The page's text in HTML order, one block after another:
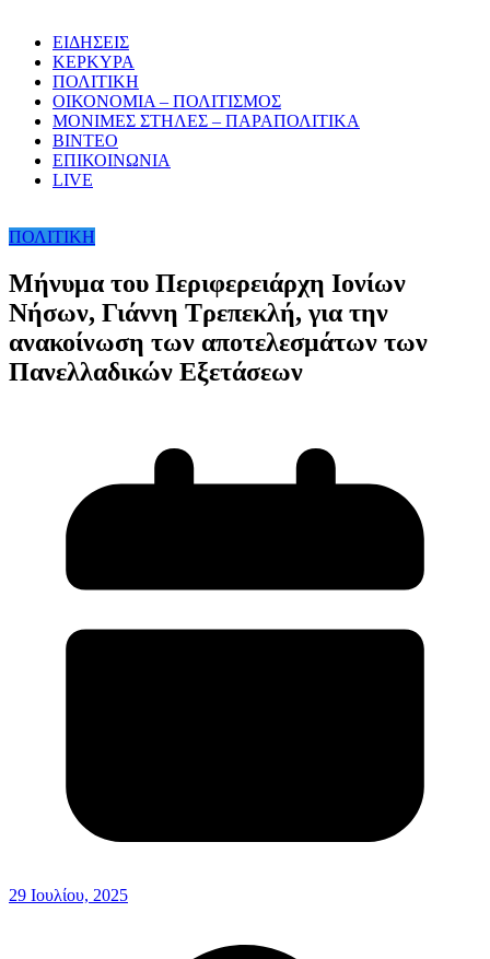
ΕΙΔΗΣΕΙΣ
ΚΕΡΚΥΡΑ
ΠΟΛΙΤΙΚΗ
ΟΙΚΟΝΟΜΙΑ – ΠΟΛΙΤΙΣΜΟΣ
ΜΟΝΙΜΕΣ ΣΤΗΛΕΣ – ΠΑΡΑΠΟΛΙΤΙΚΑ
ΒΙΝΤΕΟ
ΕΠΙΚΟΙΝΩΝΙΑ
LIVE
ΠΟΛΙΤΙΚΗ
Μήνυμα του Περιφερειάρχη Ιονίων
Νήσων, Γιάννη Τρεπεκλή, για την
ανακοίνωση των αποτελεσμάτων των
Πανελλαδικών Εξετάσεων
29 Ιουλίου, 2025